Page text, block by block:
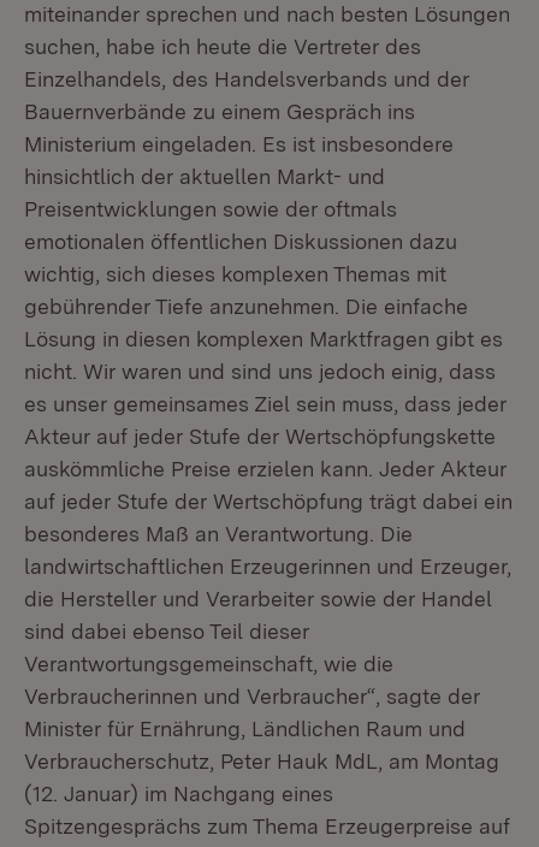
miteinander sprechen und nach besten Lösungen
suchen, habe ich heute die Vertreter des
Einzelhandels, des Handelsverbands und der
Bauernverbände zu einem Gespräch ins
Ministerium eingeladen. Es ist insbesondere
hinsichtlich der aktuellen Markt- und
Preisentwicklungen sowie der oftmals
emotionalen öffentlichen Diskussionen dazu
wichtig, sich dieses komplexen Themas mit
gebührender Tiefe anzunehmen. Die einfache
Lösung in diesen komplexen Marktfragen gibt es
nicht. Wir waren und sind uns jedoch einig, dass
es unser gemeinsames Ziel sein muss, dass jeder
Akteur auf jeder Stufe der Wertschöpfungskette
auskömmliche Preise erzielen kann. Jeder Akteur
auf jeder Stufe der Wertschöpfung trägt dabei ein
besonderes Maß an Verantwortung. Die
landwirtschaftlichen Erzeugerinnen und Erzeuger,
die Hersteller und Verarbeiter sowie der Handel
sind dabei ebenso Teil dieser
Verantwortungsgemeinschaft, wie die
Verbraucherinnen und Verbraucher“, sagte der
Minister für Ernährung, Ländlichen Raum und
Verbraucherschutz, Peter Hauk MdL, am Montag
(12. Januar) im Nachgang eines
Spitzengesprächs zum Thema Erzeugerpreise auf